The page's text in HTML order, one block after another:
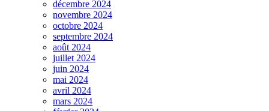
décembre 2024
novembre 2024
octobre 2024
septembre 2024
août 2024
juillet 2024
juin 2024
mai 2024
avril 2024
mars 2024